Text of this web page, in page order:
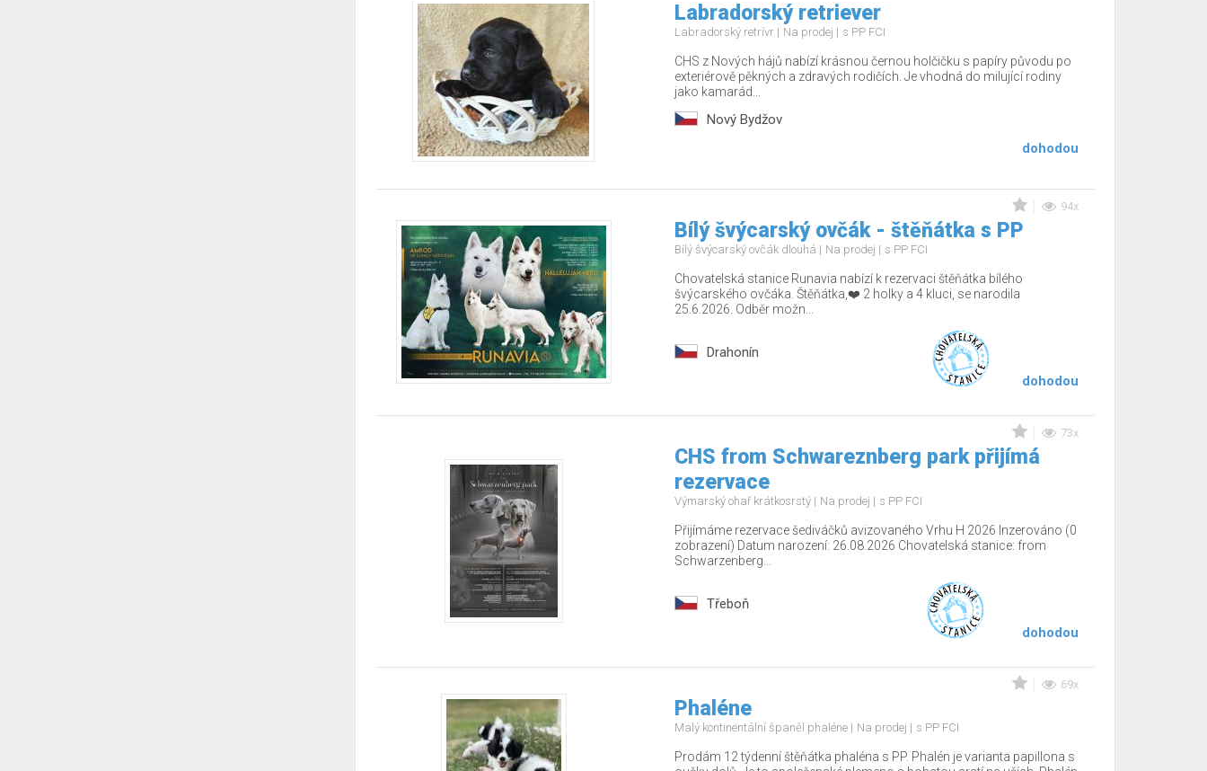
Labradorský retriever
Labradorský retrívr Na prodej s PP FCI
CHS z Nových hájů nabízí krásnou černou holčičku s papíry původu po
exteriérově pěkných a zdravých rodičích. Je vhodná do milující rodiny
jako kamarád...
Nový Bydžov
dohodou
94x
Bílý švýcarský ovčák - štěňátka s PP
Bílý švýcarský ovčák dlouhá Na prodej s PP FCI
Chovatelská stanice Runavia nabízí k rezervaci štěňátka bílého
švýcarského ovčáka. Štěňátka,❤️ 2 holky a 4 kluci, se narodila
25.6.2026. Odběr možn...
Drahonín
dohodou
73x
CHS from Schwareznberg park přijímá
rezervace
Výmarský ohař krátkosrstý Na prodej s PP FCI
Přijímáme rezervace šediváčků avizovaného Vrhu H 2026 Inzerováno (0
zobrazení) Datum narození: 26.08.2026 Chovatelská stanice: from
Schwarzenberg...
Třeboň
dohodou
69x
Phaléne
Malý kontinentální španěl phaléne Na prodej s PP FCI
Prodám 12 týdenní štěňátka phaléna s PP. Phalén je varianta papillona s